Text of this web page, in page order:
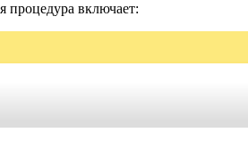
процедура включает: